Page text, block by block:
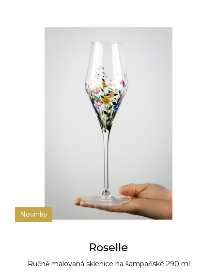
Novinky
Roselle
Ručně malovaná sklenice na šampaňské 290 ml